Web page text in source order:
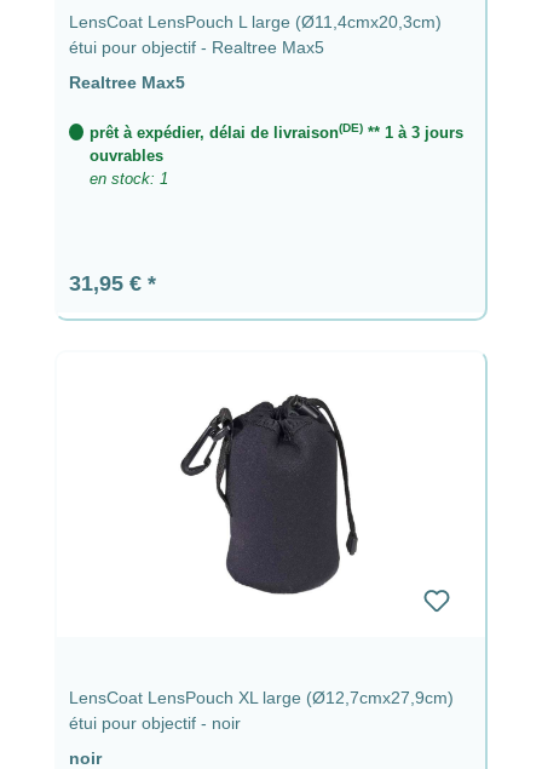
LensCoat LensPouch L large (Ø11,4cmx20,3cm)
étui pour objectif - Realtree Max5
Realtree Max5
prêt à expédier, délai de livraison(DE)** 1 à 3 jours
ouvrables
en stock: 1
Prix régulier :
31,95 €
LensCoat LensPouch XL large (Ø12,7cmx27,9cm)
étui pour objectif - noir
noir